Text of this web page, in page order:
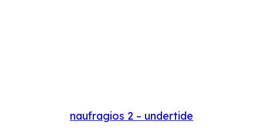
naufragios 2 – undertide